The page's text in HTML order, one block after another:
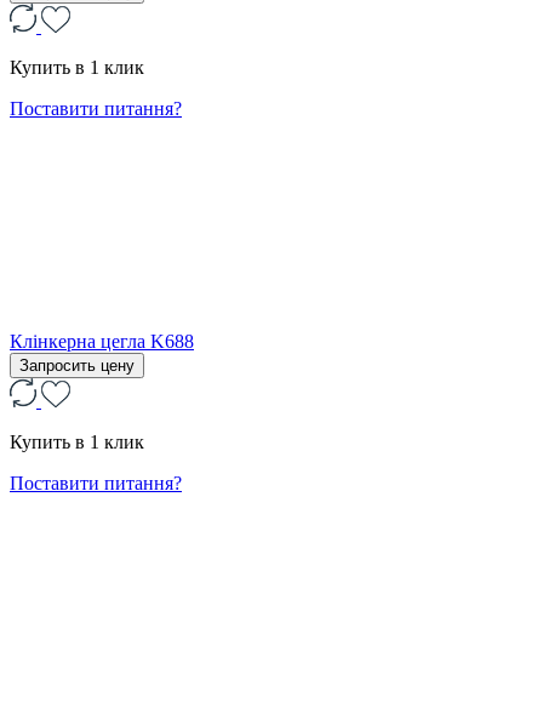
Купить в 1 клик
Поставити питання?
Клінкерна цегла K688
Запросить цену
Купить в 1 клик
Поставити питання?